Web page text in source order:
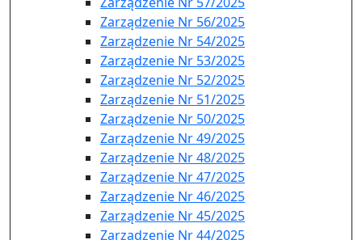
Zarządzenie Nr 56/2025
Zarządzenie Nr 54/2025
Zarządzenie Nr 53/2025
Zarządzenie Nr 52/2025
Zarządzenie Nr 51/2025
Zarządzenie Nr 50/2025
Zarządzenie Nr 49/2025
Zarządzenie Nr 48/2025
Zarządzenie Nr 47/2025
Zarządzenie Nr 46/2025
Zarządzenie Nr 45/2025
Zarządzenie Nr 44/2025